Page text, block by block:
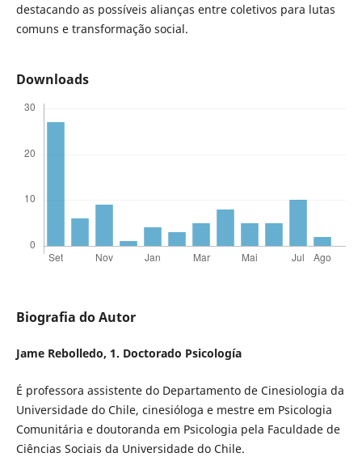
destacando as possíveis alianças entre coletivos para lutas
comuns e transformação social.
Downloads
Biografia do Autor
Jame Rebolledo, 1. Doctorado Psicología
É professora assistente do Departamento de Cinesiologia da
Universidade do Chile, cinesióloga e mestre em Psicologia
Comunitária e doutoranda em Psicologia pela Faculdade de
Ciências Sociais da Universidade do Chile.